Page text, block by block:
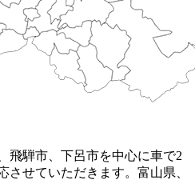
飛騨市、下呂市を中心に車で2
させていただきます。富山県、